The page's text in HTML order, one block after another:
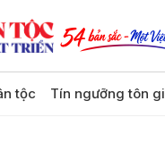
tộc Tín ngưỡng tôn